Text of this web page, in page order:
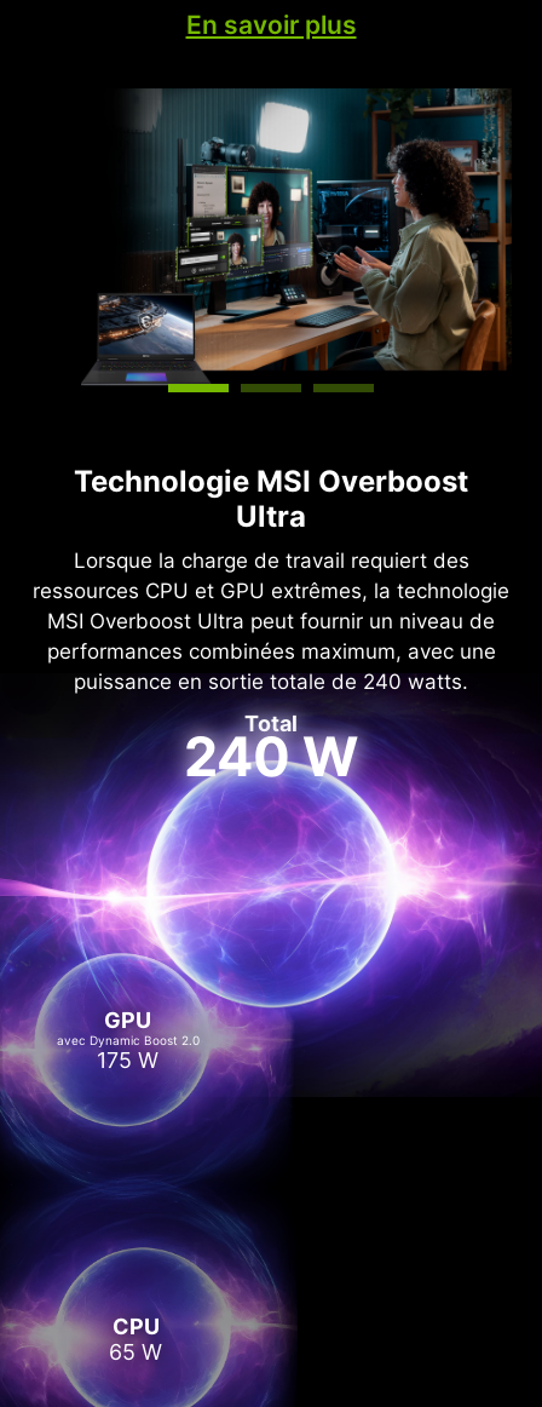
En savoir plus
la meilleure façon de jouer en vous donnant
accès à un véritable supercalculateur d'IA de
les capacités de votre PC en matière de gaming.
Technologie MSI Overboost
Ultra
Lorsque la charge de travail requiert des
ressources CPU et GPU extrêmes, la technologie
MSI Overboost Ultra peut fournir un niveau de
performances combinées maximum, avec une
puissance en sortie totale de 240 watts.
GPU
avec Dynamic Boost 2.0
175 W
Total
240 W
CPU
65 W